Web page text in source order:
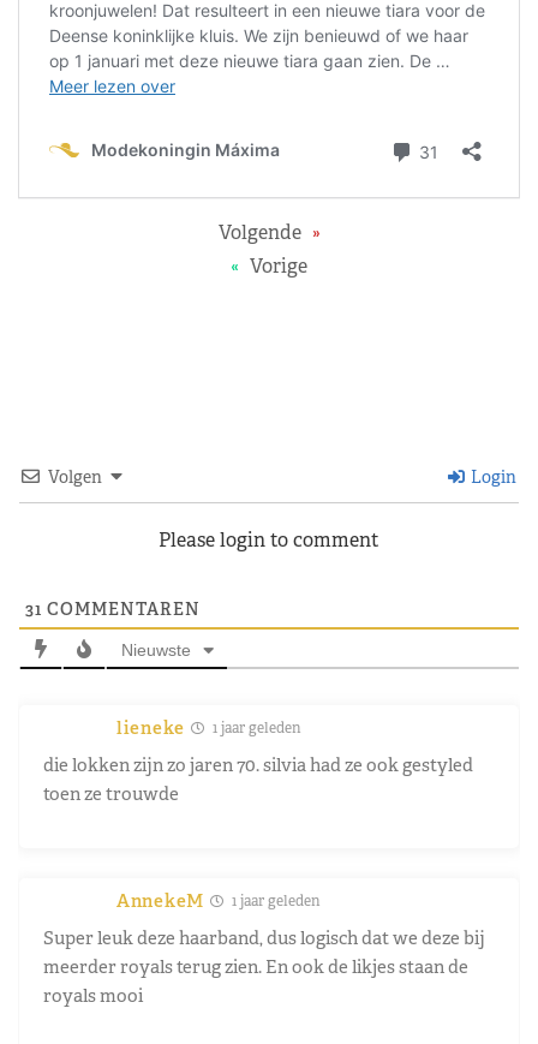
Volgende »
« Vorige
Volgen Login
Please login to comment
31 COMMENTAREN
Nieuwste
lieneke 1 jaar geleden
die lokken zijn zo jaren 70. silvia had ze ook gestyled
toen ze trouwde
AnnekeM 1 jaar geleden
Super leuk deze haarband, dus logisch dat we deze bij
meerder royals terug zien. En ook de likjes staan de
royals mooi